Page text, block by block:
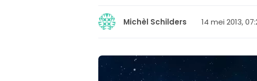
Michèl Schilders 14 mei 2013,